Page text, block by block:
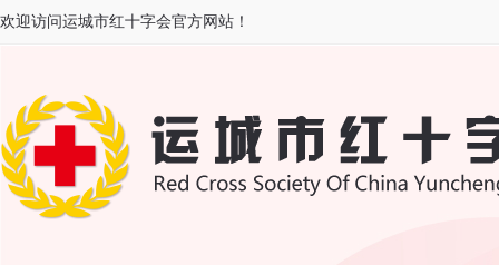
欢迎访问运城市红十字会官方网站！